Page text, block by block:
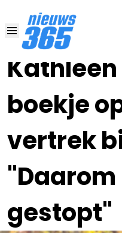
boekje
vertrek
gestopt"
01 OKT 2024, 8:17